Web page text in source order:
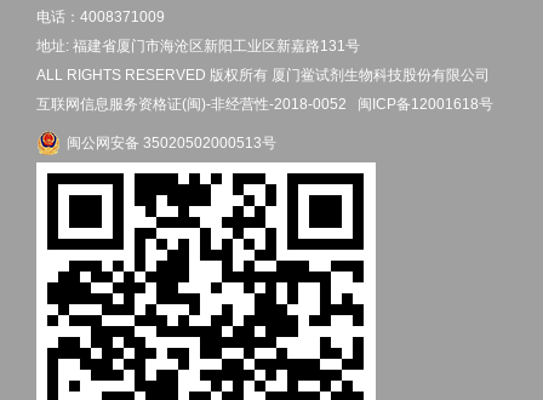
电话：4008371009
地址: 福建省厦门市海沧区新阳工业区新嘉路131号
ALL RIGHTS RESERVED 版权所有 厦门鲎试剂生物科技股份有限公司
互联网信息服务资格证(闽)-非经营性-2018-0052 闽ICP备12001618号
闽公网安备 35020502000513号